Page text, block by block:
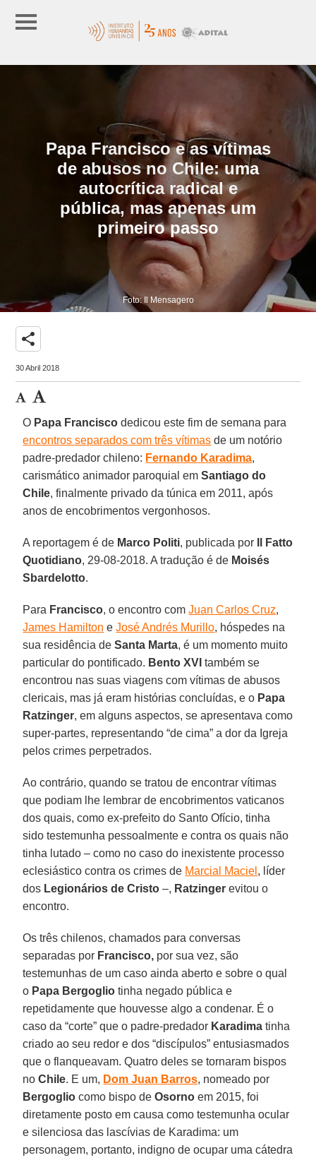
Papa Francisco e as vítimas
de abusos no Chile: uma
autocrítica radical e
pública, mas apenas um
primeiro passo
Foto: Il Mensagero
share
30 Abril 2018
O Papa Francisco dedicou este fim de semana para
encontros separados com três vítimas de um notório
padre-predador chileno: Fernando Karadima,
carismático animador paroquial emSantiago do
Chile, finalmente privado da túnica em 2011, após
anos de encobrimentos vergonhosos.
A reportagem é de Marco Politi, publicada por
Il Fatto
Quotidiano, 29-08-2018. A tradução é de Moisés
Sbardelotto.
Para Francisco, o encontro comJuan Carlos Cruz,
James Hamilton eJosé Andrés Murillo, hóspedes na
sua residência deSanta Marta, é um momento muito
particular do pontificado. Bento XVI também se
encontrou nas suas viagens com vítimas de abusos
clericais, mas já eram histórias concluídas, e o Papa
Ratzinger, em alguns aspectos, se apresentava como
super-partes, representando “de cima” a dor da Igreja
pelos crimes perpetrados.
Ao contrário, quando se tratou de encontrar vítimas
que podiam lhe lembrar de encobrimentos vaticanos
dos quais, como ex-prefeito do Santo Ofício, tinha
sido testemunha pessoalmente e contra os quais não
tinha lutado – como no caso do inexistente processo
eclesiástico contra os crimes de Marcial Maciel , líder
dos Legionários de Cristo –, Ratzinger evitou o
encontro.
Os três chilenos, chamados para conversas
separadas por Francisco, por sua vez, são
testemunhas de um caso ainda aberto e sobre o qual
o Papa Bergoglio tinha negado pública e
repetidamente que houvesse algo a condenar. É o
caso da “corte” que o padre-predador Karadima tinha
criado ao seu redor e dos “discípulos” entusiasmados
que o flanqueavam. Quatro deles se tornaram bispos
noChile. E um, Dom Juan Barros, nomeado por
Bergoglio como bispo deOsorno em 2015, foi
diretamente posto em causa como testemunha ocular
e silenciosa das lascívias de Karadima: um
personagem, portanto, indigno de ocupar uma cátedra